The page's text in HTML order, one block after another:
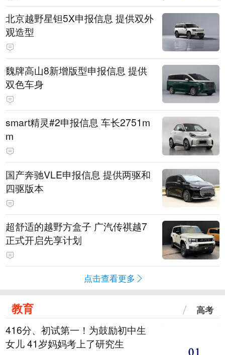
北京越野星钽5X申报信息 提供双外
观造型
魏牌高山8新增版型申报信息 提供
双色车身
smart精灵#2申报信息 车长2751m
m
国产奔驰VLE申报信息 提供两驱和
四驱版本
超舒适的越野方盒子 广汽传祺越7
正式开启先享计划
点击查看更多
教育 高考
416分、初试第一！为鼓励初中生
女儿 41岁妈妈考上了研究生